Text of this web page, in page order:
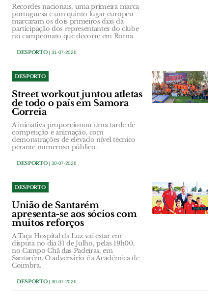
Recordes nacionais, uma primeira marca
portuguesa e um quinto lugar europeu
marcaram os dois primeiros dias da
participação dos representantes do clube
no campeonato que decorre em Roma.
DESPORTO| 31-07-2026
DESPORTO
Street workout juntou atletas
de todo o país em Samora
Correia
A iniciativa proporcionou uma tarde de
competição e animação, com
demonstrações de elevado nível técnico
perante numeroso público.
DESPORTO| 30-07-2026
DESPORTO
União de Santarém
apresenta-se aos sócios com
muitos reforços
A Taça Hospital da Luz vai estar em
disputa no dia 31 de Julho, pelas 19h00,
no Campo Chã das Padeiras, em
Santarém. O adversário é a Académica de
Coimbra.
DESPORTO| 30-07-2026